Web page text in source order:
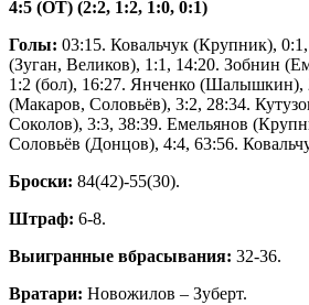
4:5 (ОТ) (2:2, 1:2, 1:0, 0:1)
Голы: 03:15. Ковальчук (Крупник),
(Зуган, Великов), 1:1, 14:20. Зобнин
1:2 (бол), 16:27. Янченко (Шалышкин),
(Макаров, Соловьёв), 3:2, 28:34.
Соколов), 3:3, 38:39. Емельянов
Соловьёв (Донцов), 4:4, 63:56.
Броски: 84(42)-55(30).
Штраф: 6-8.
Выигранные вбрасывания: 32-36.
Вратари: Новожилов – Зуберт.